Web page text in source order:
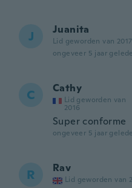
J Juanita
Lid geworden van 2017
ongeveer 5 jaar
C Cathy
Lid geworden van
2016
Super conforme
ongeveer 5 jaar
R Rav
Lid geworden van